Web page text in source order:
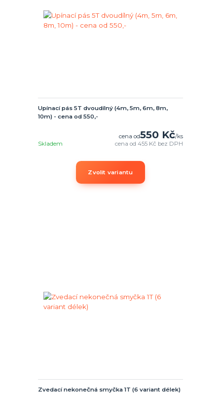
Upínací pás 5T dvoudílný (4m, 5m, 6m, 8m,
10m) - cena od 550,-
cena od550 Kč/ks
cena od455 Kč bez DPH
Skladem
Zvolit variantu
Zvedací nekonečná smyčka 1T (6 variant délek)